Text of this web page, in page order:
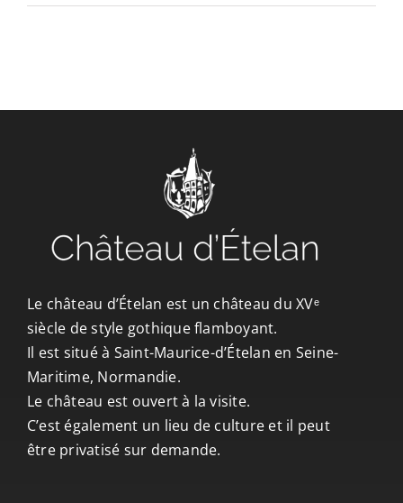
Le château d’Ételan est un château du XVᵉ
siècle de style gothique flamboyant.
Il est situé à Saint-Maurice-d’Ételan en Seine-
Maritime, Normandie.
Le château est ouvert à la visite.
C’est également un lieu de culture et il peut
être privatisé sur demande.